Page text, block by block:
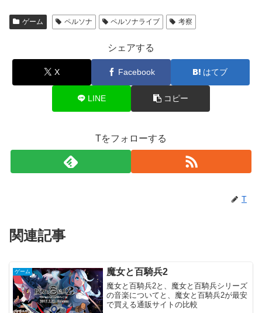
ゲーム ペルソナ ペルソナライブ 考察
シェアする
X Facebook はてブ
LINE コピー
Tをフォローする
T
関連記事
ゲーム 魔女と百騎兵2
魔女と百騎兵2と、魔女と百騎兵シリーズ
の音楽についてと、魔女と百騎兵2が最安
で買える通販サイトの比較